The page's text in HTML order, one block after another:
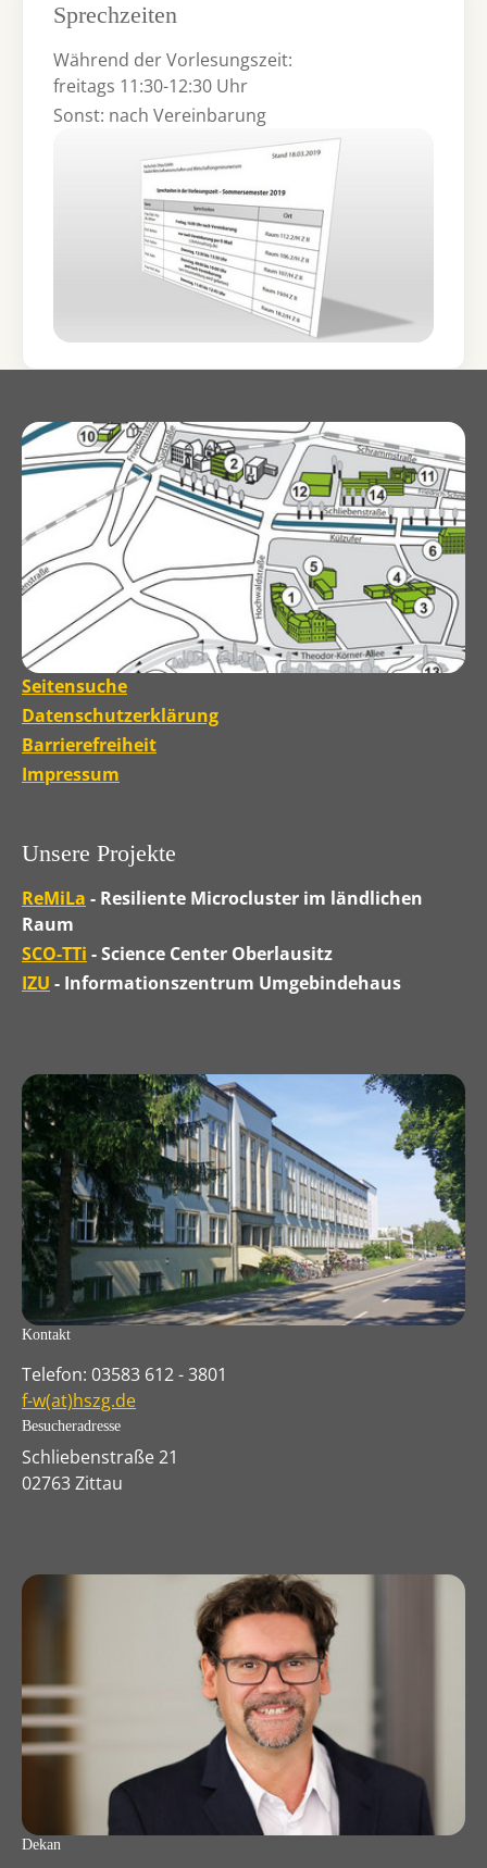
Sprechzeiten
Während der Vorlesungszeit:
freitags 11:30-12:30 Uhr
Sonst: nach Vereinbarung
Seitensuche
Datenschutzerklärung
Barrierefreiheit
Impressum
Unsere Projekte
ReMiLa - Resiliente Microcluster im ländlichen
Raum
SCO-TTi - Science Center Oberlausitz
IZU - Informationszentrum Umgebindehaus
Kontakt
Telefon: 03583 612 - 3801
f-w(at)hszg.de
Besucheradresse
Schliebenstraße 21
02763 Zittau
Dekan